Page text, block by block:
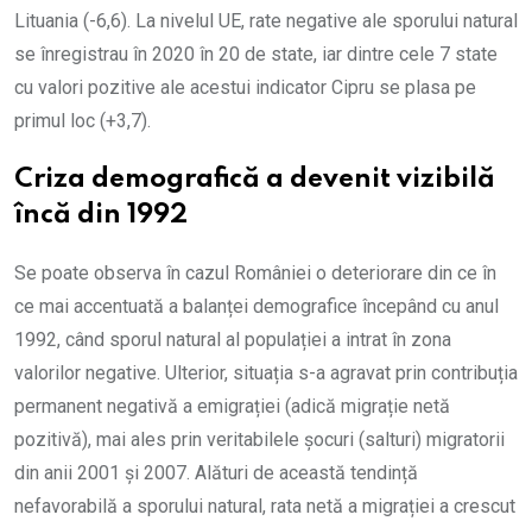
Lituania (-6,6). La nivelul UE, rate negative ale sporului natural
se înregistrau în 2020 în 20 de state, iar dintre cele 7 state
cu valori pozitive ale acestui indicator Cipru se plasa pe
primul loc (+3,7).
Criza demografică a devenit vizibilă
încă din 1992
Se poate observa în cazul României o deteriorare din ce în
ce mai accentuată a balanței demografice începând cu anul
1992, când sporul natural al populației a intrat în zona
valorilor negative. Ulterior, situația s-a agravat prin contribuția
permanent negativă a emigrației (adică migrație netă
pozitivă), mai ales prin veritabilele șocuri (salturi) migratorii
din anii 2001 și 2007. Alături de această tendință
nefavorabilă a sporului natural, rata netă a migrației a crescut